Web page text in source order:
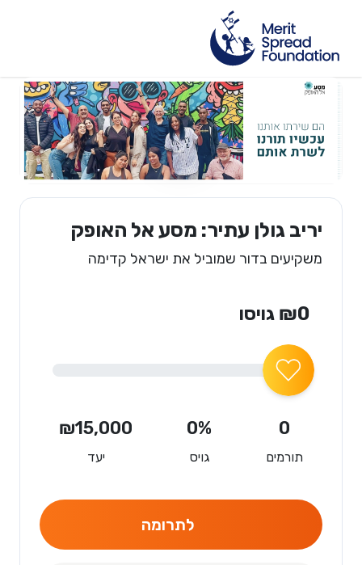
יריב גולן עתיר: מסע אל האופק
משקיעים בדור שמוביל את ישראל קדימה
₪0 גויסו
0
תורמים
0%
גויס
₪15,000
יעד
לתרומה